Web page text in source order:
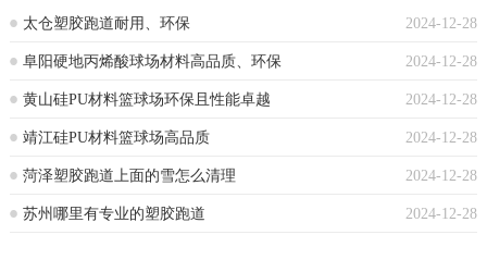
2024-12-28
太仓塑胶跑道耐用、环保
2024-12-28
阜阳硬地丙烯酸球场材料高品质、环保
2024-12-28
黄山硅PU材料篮球场环保且性能卓越
2024-12-28
靖江硅PU材料篮球场高品质
2024-12-28
菏泽塑胶跑道上面的雪怎么清理
2024-12-28
苏州哪里有专业的塑胶跑道